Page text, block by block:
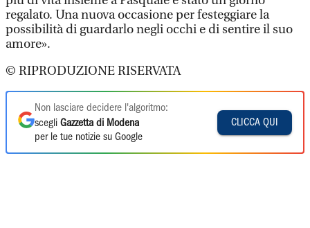
regalato. Una nuova occasione per festeggiare la
possibilità di guardarlo negli occhi e di sentire il suo
amore».
© RIPRODUZIONE RISERVATA
Non lasciare decidere l'algoritmo:
scegli Gazzetta di Modena
per le tue notizie su Google
CLICCA QUI